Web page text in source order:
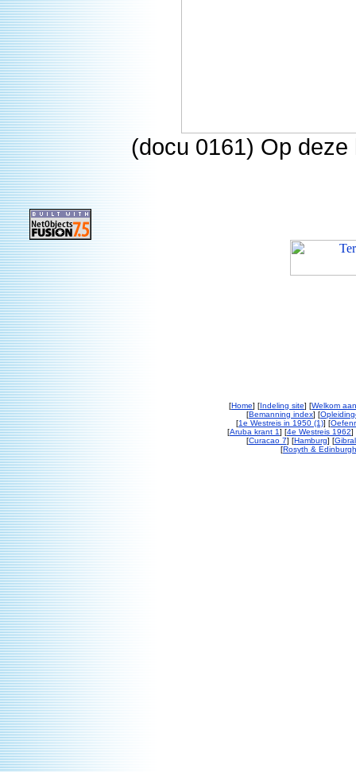
(docu 0161) Op
[Home] [Indeling site] [Welkom
[Bemanning index] [
[1e Westreis in 1950 (1)] [
[Aruba krant 1] [4e Westreis 1962]
[Curacao 7] [Hamburg] [
[Rosyth &